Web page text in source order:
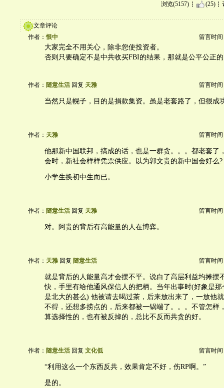
浏览(5157) (25)
文章评论
作者：恨中 留言时间
大家完全不用关心，除非您使投资者。
否则只要确定不是中共收买FBI的结果，那就是公平公正
作者： 随意生活 回复 天雅 留言时间
当然只是幌子，目的是捐款集资。虽是老套路了，但很成
作者： 天雅 留言时间
他那新中国联邦，搞成的话，也是一群贪。。。都老套了
会时，新社会样样凭票供应。以为郭文贵的新中国会好么?
小学生换初中生而已。
作者： 随意生活 回复 天雅 留言时间
对。阿贵的背后有高能量的人在博弈。
作者： 天雅 回复 随意生活 留言时间
就是背后的人能量高才会摆不平。说白了高层利益均摊摆
快，手里有给他通风保信人的把柄。当年出事时(好象是
是北大的甚么) 他被请去喝过茶，后来放出来了，一放他
不得，还想多捞点的，后来都被一锅端了。。。不管怎样
算选择性的，也有被反掉的，总比不反而共贪的好。
作者： 随意生活 回复 文化低 留言时间
“利用这么一个东西反共，效果肯定不好，伤RP啊。”
是的。